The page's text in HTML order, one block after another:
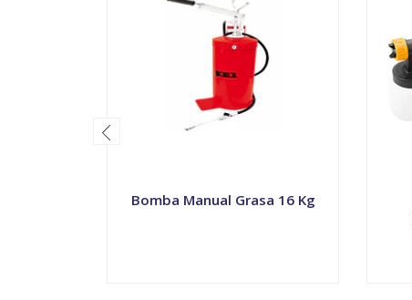
Bomba Manual Grasa 16 Kg